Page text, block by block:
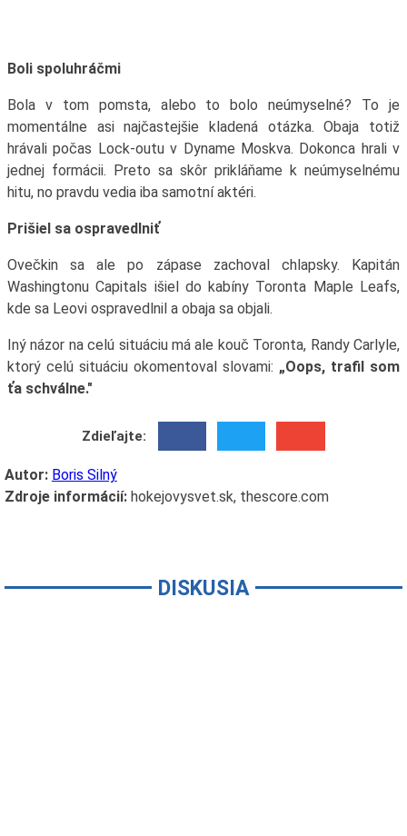
Boli spoluhráčmi
Bola v tom pomsta, alebo to bolo neúmyselné? To je
momentálne asi najčastejšie kladená otázka. Obaja totiž
hrávali počas Lock-outu v Dyname Moskva. Dokonca hrali v
jednej formácii. Preto sa skôr prikláňame k neúmyselnému
hitu, no pravdu vedia iba samotní aktéri.
Prišiel sa ospravedlniť
Ovečkin sa ale po zápase zachoval chlapsky. Kapitán
Washingtonu Capitals išiel do kabíny Toronta Maple Leafs,
kde sa Leovi ospravedlnil a obaja sa objali.
Iný názor na celú situáciu má ale kouč Toronta, Randy Carlyle,
ktorý celú situáciu okomentoval slovami: „Oops, trafil som
ťa schválne."
Zdieľajte:
Autor: Boris Silný
Zdroje informácií:hokejovysvet.sk, thescore.com
DISKUSIA